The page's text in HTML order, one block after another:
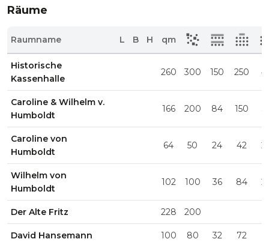
Räume
Raumname L B H qm
Historische
Kassenhalle
260 300 150 250
Caroline & Wilhelm v.
Humboldt
166 200 84 150
Caroline von
Humboldt
64 50 24 42
Wilhelm von
Humboldt
102 100 36 84
Der Alte Fritz 228 200
David Hansemann 100 80 32 72